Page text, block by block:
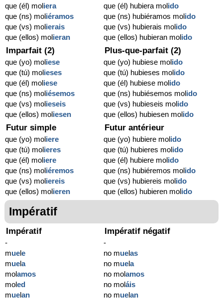
que (él) moliera
que (ns) moliéramos
que (vs) molierais
que (ellos) molieran
que (él) hubiera molido
que (ns) hubiéramos molido
que (vs) hubierais molido
que (ellos) hubieran molido
Imparfait (2)
que (yo) moliese
que (tú) molieses
que (él) moliese
que (ns) moliésemos
que (vs) molieseis
que (ellos) moliesen
Plus-que-parfait (2)
que (yo) hubiese molido
que (tú) hubieses molido
que (él) hubiese molido
que (ns) hubiésemos molido
que (vs) hubieseis molido
que (ellos) hubiesen molido
Futur simple
que (yo) moliere
que (tú) molieres
que (él) moliere
que (ns) moliéremos
que (vs) moliereis
que (ellos) molieren
Futur antérieur
que (yo) hubiere molido
que (tú) hubieres molido
que (él) hubiere molido
que (ns) hubiéremos molido
que (vs) hubiereis molido
que (ellos) hubieren molido
Impératif
Impératif
-
muele
muela
molamos
moled
muelan
Impératif négatif
-
no muelas
no muela
no molamos
no moláis
no muelan